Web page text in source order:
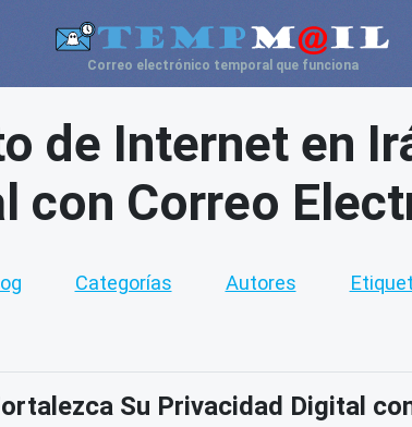
Correo electrónico temporal que funciona
de Internet en
con Correo
Categorías Autores
Su Privacidad Digital